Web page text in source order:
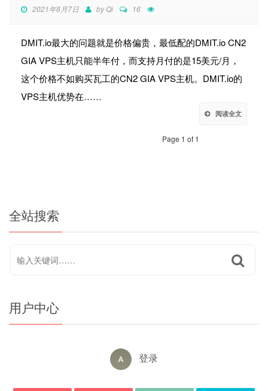
2021年8月7日 byQi 16
DMIT.io最大的问题就是价格偏贵，最低配的DMIT.io CN2
GIA VPS主机只能半年付，而支持月付的是15美元/月，
这个价格不如购买瓦工的CN2 GIA VPS主机。DMIT.io的
VPS主机优势在……
阅读全文
Page 1 of 1
全站搜索
用户中心
登录